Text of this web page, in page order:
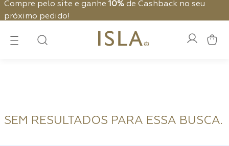
Compre pelo site e ganhe 10% de Cashback no seu
próximo pedido!
SEM RESULTADOS PARA ESSA BUSCA.